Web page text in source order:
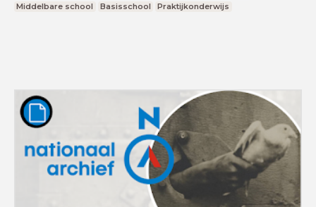
Middelbare school
Basisschool Praktijkonderwijs